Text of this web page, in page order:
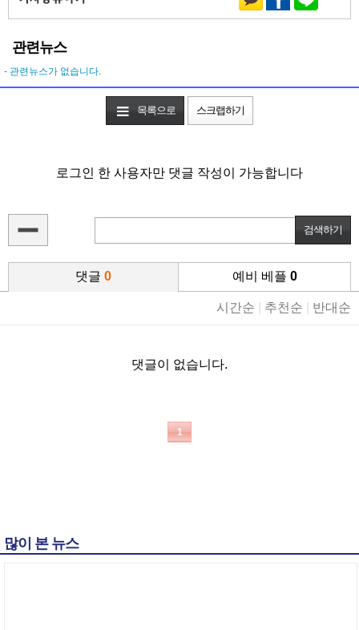
관련뉴스
- 관련뉴스가 없습니다.
목록으로 스크랩하기
로그인 한 사용자만 댓글 작성이 가능합니다
댓글 0 예비 베플 0
시간순 추천순 반대순
댓글이 없습니다.
1
많이 본 뉴스